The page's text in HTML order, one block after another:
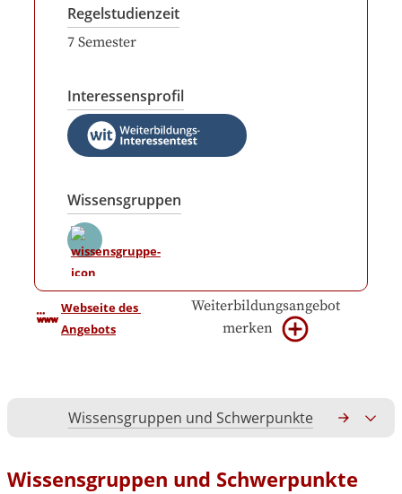
Regelstudienzeit
7 Semester
Interessensprofil
Wissensgruppen
Webseite des
Angebots
Weiterbildungsangebot
merken
Wissensgruppen und Schwerpunkte
Wissensgruppen und Schwerpunkte